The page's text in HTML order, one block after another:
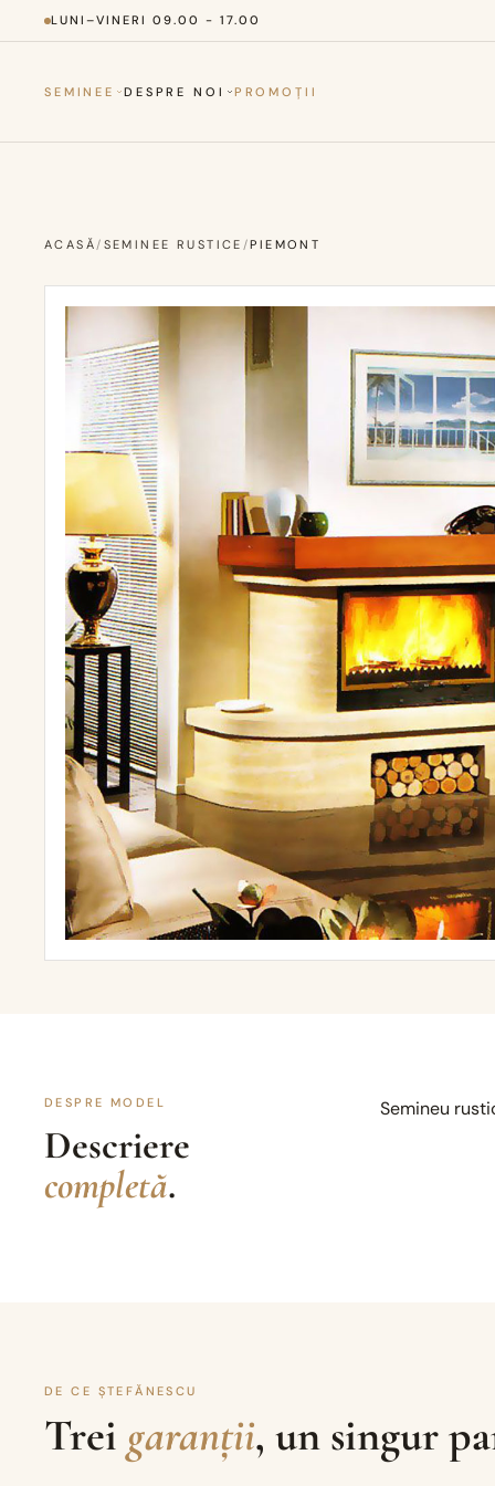
LUNI–VINERI 09.00 - 17.00
SEMINEE DESPRE NOI PROMOȚII
ACASĂ/ SEMINEE RUSTICE /PIEMONT
DESPRE MODEL
Descriere
completă.
Semineu
DE CE ȘTEFĂNESCU
Trei garanții, un singur